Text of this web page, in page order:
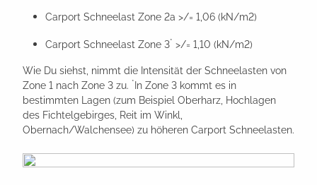
Carport Schneelast Zone 2a >/= 1,06 (kN/m2)
Carport Schneelast Zone 3* >/= 1,10 (kN/m2)
Wie Du siehst, nimmt die Intensität der Schneelasten von
Zone 1 nach Zone 3 zu. * In Zone 3 kommt es in
bestimmten Lagen (zum Beispiel Oberharz, Hochlagen
des Fichtelgebirges, Reit im Winkl,
Obernach/Walchensee) zu höheren Carport Schneelasten.